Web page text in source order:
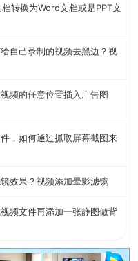
转换为Word文档或是PPT文
自己录制的视频去黑边？视
频的任意位置插入广告图
，如何通过抓取屏幕截图来
效果？视频添加晕影滤镜
频文件再添加一张静图做背